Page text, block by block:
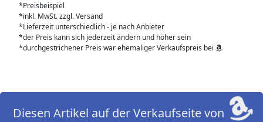
*Preisbeispiel
*inkl. MwSt. zzgl. Versand
*Lieferzeit unterschiedlich - je nach Anbieter
*der Preis kann sich jederzeit ändern und höher sein
*durchgestrichener Preis war ehemaliger Verkaufspreis bei
Diesen Artikel auf der Verkaufseite von